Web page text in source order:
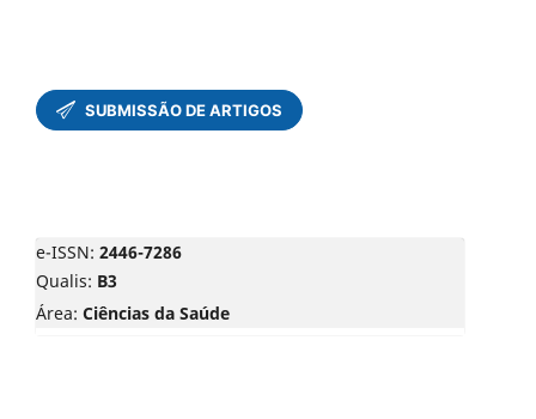
e-ISSN: 2446-7286
Qualis: B3
Área: Ciências da Saúde